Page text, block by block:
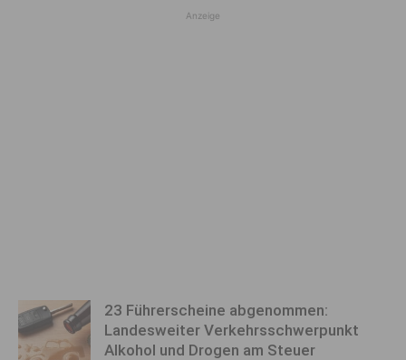
Anzeige
23 Führerscheine abgenommen:
Landesweiter Verkehrsschwerpunkt
Alkohol und Drogen am Steuer